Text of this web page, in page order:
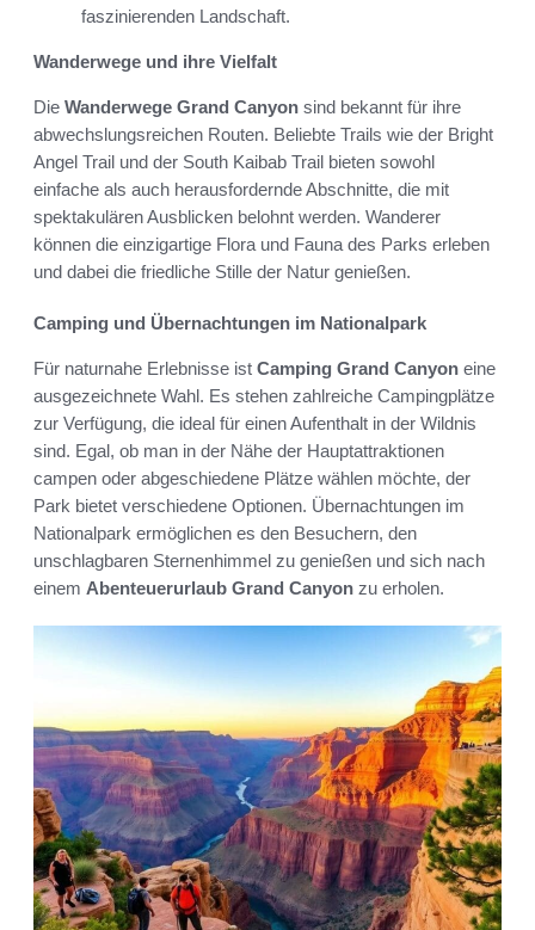
faszinierenden Landschaft.
Wanderwege und ihre Vielfalt
Die Wanderwege Grand Canyon sind bekannt für ihre
abwechslungsreichen Routen. Beliebte Trails wie der Bright
Angel Trail und der South Kaibab Trail bieten sowohl
einfache als auch herausfordernde Abschnitte, die mit
spektakulären Ausblicken belohnt werden. Wanderer
können die einzigartige Flora und Fauna des Parks erleben
und dabei die friedliche Stille der Natur genießen.
Camping und Übernachtungen im Nationalpark
Für naturnahe Erlebnisse ist Camping Grand Canyon eine
ausgezeichnete Wahl. Es stehen zahlreiche Campingplätze
zur Verfügung, die ideal für einen Aufenthalt in der Wildnis
sind. Egal, ob man in der Nähe der Hauptattraktionen
campen oder abgeschiedene Plätze wählen möchte, der
Park bietet verschiedene Optionen. Übernachtungen im
Nationalpark ermöglichen es den Besuchern, den
unschlagbaren Sternenhimmel zu genießen und sich nach
einem Abenteuerurlaub Grand Canyon zu erholen.